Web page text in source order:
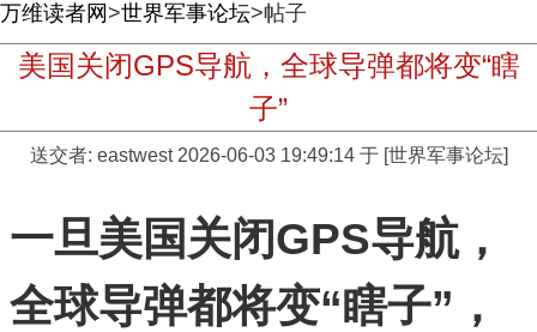
万维读者网 >世界军事论坛>帖子
美国关闭GPS导航，全球导弹都将变“瞎
子”
送交者: eastwest2026-06-03 19:49:14 于 [世界军事论坛]
一旦美国关闭GPS导航，
全球导弹都将变“瞎子”，